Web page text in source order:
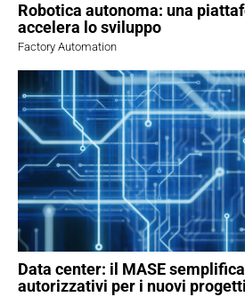
Robotica autonoma: una
accelera lo sviluppo
Factory Automation
Data center: il MASE
autorizzativi per i nuovi progetti